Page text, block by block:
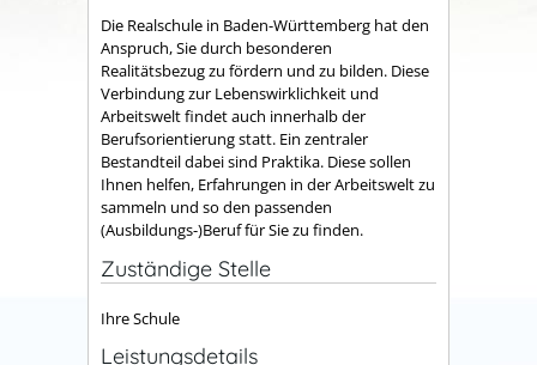
Die Realschule in Baden-Württemberg hat den
Anspruch, Sie durch besonderen
Realitätsbezug zu fördern und zu bilden. Diese
Verbindung zur Lebenswirklichkeit und
Arbeitswelt findet auch innerhalb der
Berufsorientierung statt. Ein zentraler
Bestandteil dabei sind Praktika. Diese sollen
Ihnen helfen, Erfahrungen in der Arbeitswelt zu
sammeln und so den passenden
(Ausbildungs-)Beruf für Sie zu finden.
Zuständige Stelle
Ihre Schule
Leistungsdetails